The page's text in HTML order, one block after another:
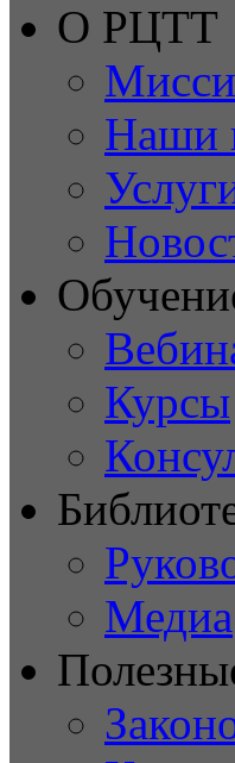
О РЦТТ
Наши
Курсы
Медиа